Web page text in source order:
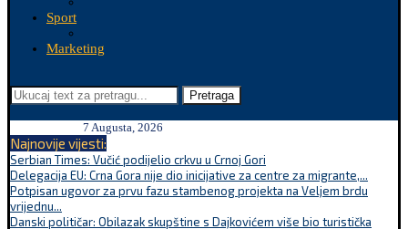
Sport
Marketing
Pretraga
7 Augusta, 2026
Najnovije vijesti:
Serbian Times: Vučić podijelio crkvu u Crnoj Gori
Delegacija EU: Crna Gora nije dio inicijative za centre za migrante,...
Potpisan ugovor za prvu fazu stambenog projekta na Veljem brdu
vrijednu...
Danski političar: Obilazak skupštine s Dajkovićem više bio turistička